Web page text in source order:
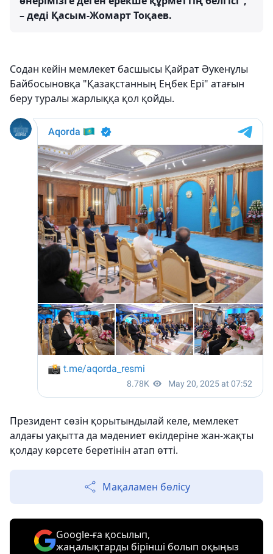
– деді Қасым-Жомарт Тоқаев.
Содан кейін мемлекет басшысы Қайрат Әукенұлы
Байбосыновқа "Қазақстанның Еңбек Ері" атағын
беру туралы жарлыққа қол қойды.
Президент сөзін қорытындылай келе, мемлекет
алдағы уақытта да мәдениет өкілдеріне жан-жақты
қолдау көрсете беретінін атап өтті.
Мақаламен бөлісу
Google-ға қосылып,
жаңалықтарды бірінші болып оқыңыз